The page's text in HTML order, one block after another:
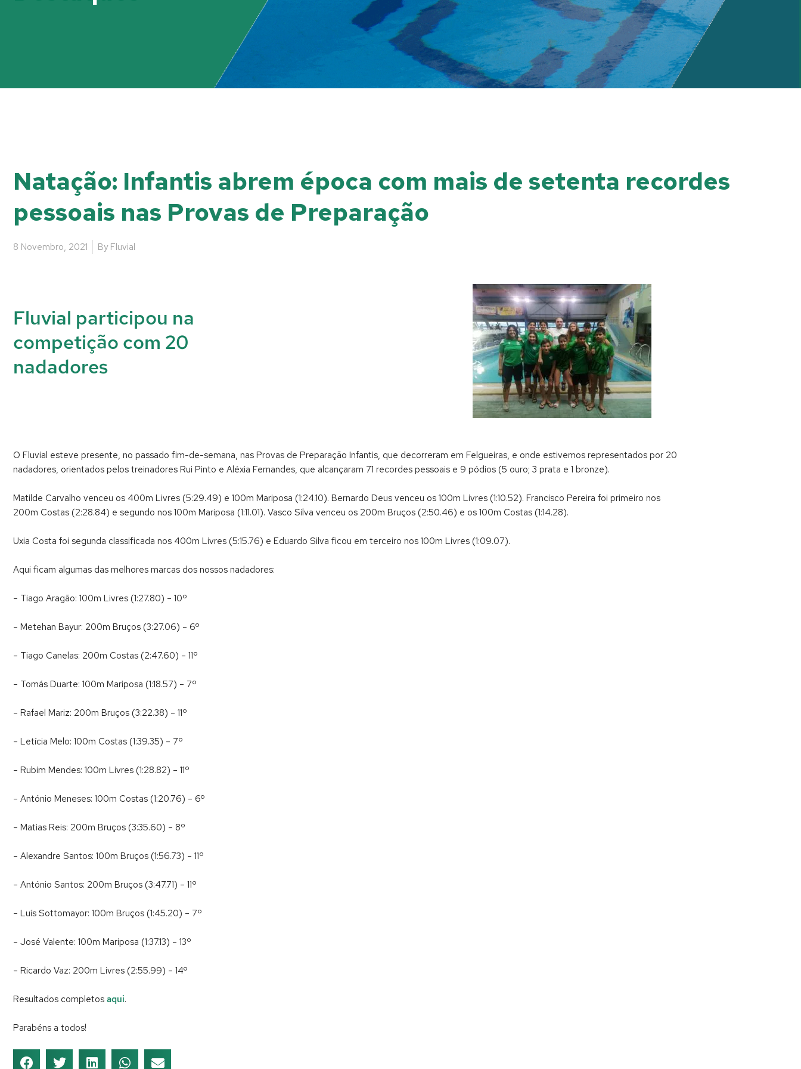
Natação: Infantis abrem época com mais de setenta recordes
pessoais nas Provas de Preparação
8 Novembro, 2021 By Fluvial
Fluvial participou na
competição com 20
nadadores
O Fluvial esteve presente, no passado fim-de-semana, nas Provas de Preparação Infantis, que decorreram em Felgueiras, e onde estivemos representados por 20
nadadores, orientados pelos treinadores Rui Pinto e Aléxia Fernandes, que alcançaram 71 recordes pessoais e 9 pódios (5 ouro; 3 prata e 1 bronze).
Matilde Carvalho venceu os 400m Livres (5:29.49) e 100m Mariposa (1:24.10). Bernardo Deus venceu os 100m Livres (1:10.52). Francisco Pereira foi primeiro nos
200m Costas (2:28.84) e segundo nos 100m Mariposa (1:11.01). Vasco Silva venceu os 200m Bruços (2:50.46) e os 100m Costas (1:14.28).
Uxia Costa foi segunda classificada nos 400m Livres (5:15.76) e Eduardo Silva ficou em terceiro nos 100m Livres (1:09.07).
Aqui ficam algumas das melhores marcas dos nossos nadadores:
– Tiago Aragão: 100m Livres (1:27.80) – 10º
– Metehan Bayur: 200m Bruços (3:27.06) – 6º
– Tiago Canelas: 200m Costas (2:47.60) – 11º
– Tomás Duarte: 100m Mariposa (1:18.57) – 7º
– Rafael Mariz: 200m Bruços (3:22.38) – 11º
– Letícia Melo: 100m Costas (1:39.35) – 7º
– Rubim Mendes: 100m Livres (1:28.82) – 11º
– António Meneses: 100m Costas (1:20.76) – 6º
– Matias Reis: 200m Bruços (3:35.60) – 8º
– Alexandre Santos: 100m Bruços (1:56.73) – 11º
– António Santos: 200m Bruços (3:47.71) – 11º
– Luís Sottomayor: 100m Bruços (1:45.20) – 7º
– José Valente: 100m Mariposa (1:37.13) – 13º
– Ricardo Vaz: 200m Livres (2:55.99) – 14º
Resultados completos aqui.
Parabéns a todos!